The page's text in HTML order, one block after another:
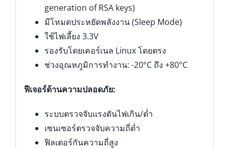
generation of RSA keys)
มีโหมดประหยัดพลังงาน (Sleep Mode)
ใช้ไฟเลี้ยง 3.3V
รองรับโดยเคอร์เนล Linux โดยตรง
ช่วงอุณหภูมิการทำงาน: -20°C ถึง +80°C
ฟีเจอร์ด้านความปลอดภัย:
ระบบตรวจจับแรงดันไฟเกิน/ต่ำ
เซนเซอร์ตรวจจับความถี่ต่ำ
ฟิลเตอร์กันความถี่สูง